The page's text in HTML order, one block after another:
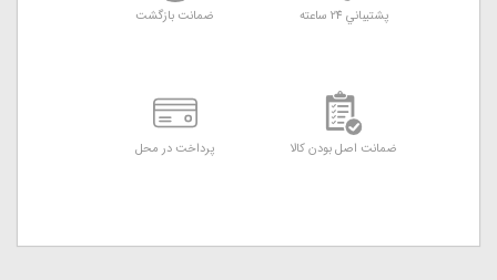
پشتيباني 24 ساعته ضمانت بازگشت
ضمانت اصل بودن کالا پرداخت در محل